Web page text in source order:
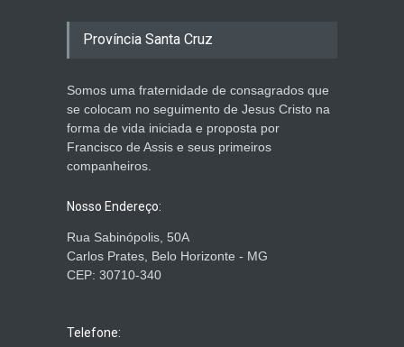
Província Santa Cruz
Somos uma fraternidade de consagrados que
se colocam no seguimento de Jesus Cristo na
forma de vida iniciada e proposta por
Francisco de Assis e seus primeiros
companheiros.
Nosso Endereço:
Rua Sabinópolis, 50A
Carlos Prates, Belo Horizonte - MG
CEP: 30710-340
Telefone: